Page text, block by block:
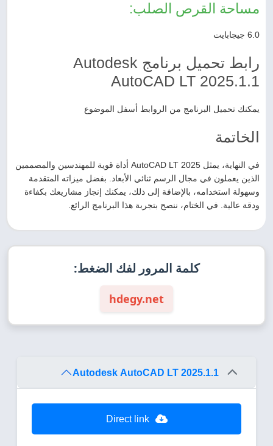
مساحة القرص الصلب:
6.0 جيجابايت
رابط تحميل برنامج Autodesk
AutoCAD LT 2025.1.1
يمكنك تحميل البرنامج من الروابط أسفل الموضوع
الخاتمة
في النهاية، يمثل AutoCAD LT 2025 أداة قوية للمهندسين والمصممين
الذين يعملون في مجال الرسم ثنائي الأبعاد. بفضل ميزاته المتقدمة
وسهولة استخدامه، بالإضافة إلى ذلك، يمكنك إنجاز مشاريعك بكفاءة
ودقة عالية. في الختام، ننصح بتجربة هذا البرنامج الرائع.
كلمة المرور لفك الضغط:
hdegy.net
Autodesk AutoCAD LT 2025.1.1
Direct link